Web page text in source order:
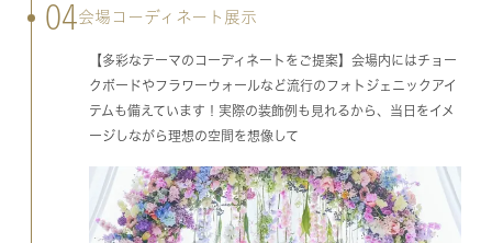
04会場コーディネート展示
【多彩なテーマのコーディネートをご提案】会場内にはチョー
クボードやフラワーウォールなど流行のフォトジェニックアイ
テムも備えています！実際の装飾例も見れるから、当日をイメ
ージしながら理想の空間を想像して